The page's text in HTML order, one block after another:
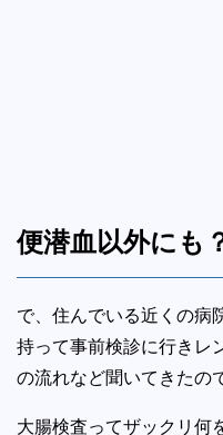
便潜血以外にも
で、住んでいる近くの病
持って事前検診に行きレ
の流れなど聞いてきたの
大腸検査ってザックリ何